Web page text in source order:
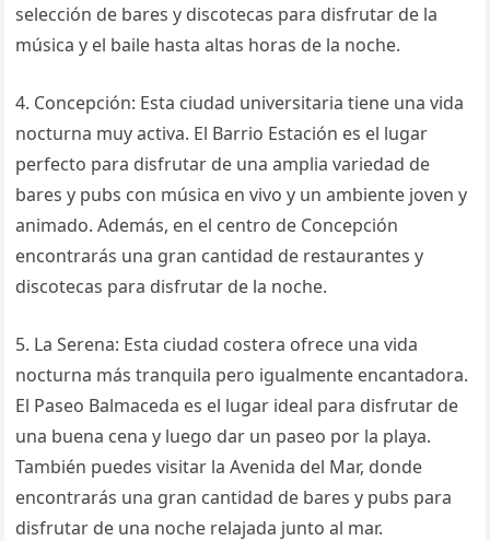
selección de bares y discotecas para disfrutar de la
música y el baile hasta altas horas de la noche.
4. Concepción: Esta ciudad universitaria tiene una vida
nocturna muy activa. El Barrio Estación es el lugar
perfecto para disfrutar de una amplia variedad de
bares y pubs con música en vivo y un ambiente joven y
animado. Además, en el centro de Concepción
encontrarás una gran cantidad de restaurantes y
discotecas para disfrutar de la noche.
5. La Serena: Esta ciudad costera ofrece una vida
nocturna más tranquila pero igualmente encantadora.
El Paseo Balmaceda es el lugar ideal para disfrutar de
una buena cena y luego dar un paseo por la playa.
También puedes visitar la Avenida del Mar, donde
encontrarás una gran cantidad de bares y pubs para
disfrutar de una noche relajada junto al mar.